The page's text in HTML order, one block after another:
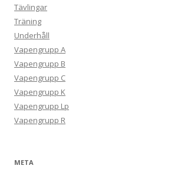
Tävlingar
Träning
Underhåll
Vapengrupp A
Vapengrupp B
Vapengrupp C
Vapengrupp K
Vapengrupp Lp
Vapengrupp R
META